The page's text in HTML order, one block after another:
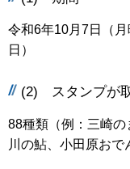
令和6年10月7日（
日）
(2) スタンプが
88種類（例：三崎
川の鮎、小田原おで